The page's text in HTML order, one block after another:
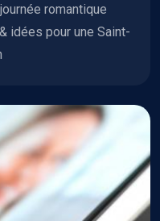
romantique
idées pour une Saint-